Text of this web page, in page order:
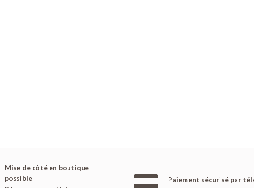
Mise de côté en boutique
possible
Paiement sécurisé par